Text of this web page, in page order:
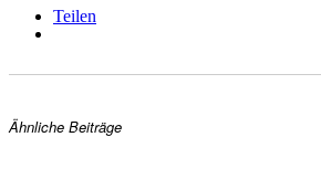
Teilen
Ähnliche Beiträge